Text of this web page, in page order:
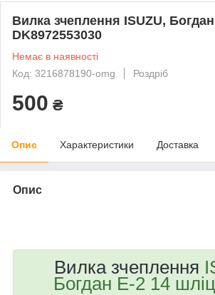
Вилка зчеплення ISUZU,
DK8972553030
Немає в наявності
Код: 3216878190-omg
Роздріб
500 ₴
Опис Характеристики Доставка
Опис
Вилка зчеплення
Богдан Е-2 14